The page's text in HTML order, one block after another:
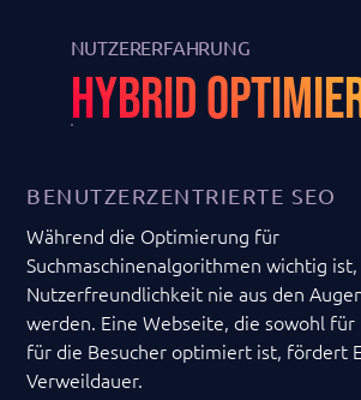
NUTZERERFAHRUNG
HYBRID
BENUTZERZENTRIERTE SEO
Während die Optimierung für
Suchmaschinenalgorithmen wichtig
Nutzerfreundlichkeit nie aus den
werden. Eine Webseite, die sowohl für
für die Besucher optimiert ist, fördert
Verweildauer.